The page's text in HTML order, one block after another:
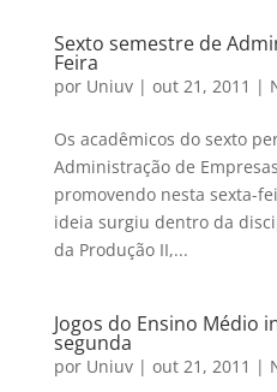
Sexto semestre de
Feira
por Uniuv| out 21, 2011 |
Os acadêmicos do sexto
Administração de
promovendo nesta sexta-
ideia surgiu dentro da
da Produção II,...
Jogos do Ensino Médio
segunda
por Uniuv| out 21, 2011 |